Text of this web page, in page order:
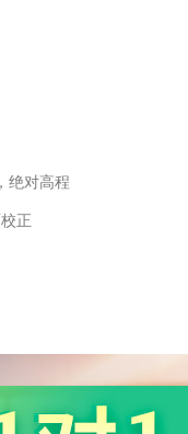
绝对高程
正